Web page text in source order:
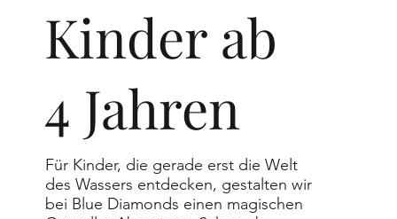
Kinder ab
4 Jahren
Für Kinder, die gerade erst die Welt
des Wassers entdecken, gestalten wir
bei Blue Diamonds einen magischen